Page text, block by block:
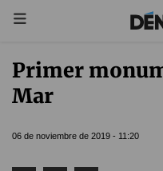
Primer
Mar
06 de noviembre de 2019 - 11:20